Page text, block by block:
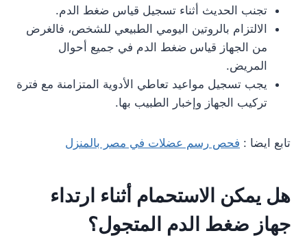
تجنب الحديث أثناء تسجيل قياس ضغط الدم.
الالتزام بالروتين اليومي الطبيعي للشخص، فالغرض
من الجهاز قياس ضغط الدم في جميع أحوال
المريض.
يجب تسجيل مواعيد تعاطي الأدوية المتزامنة مع فترة
تركيب الجهاز وإخبار الطبيب بها.
تابع ايضا : فحص رسم عضلات في مصر بالمنزل
هل يمكن الاستحمام أثناء ارتداء
جهاز ضغط الدم المتجول؟